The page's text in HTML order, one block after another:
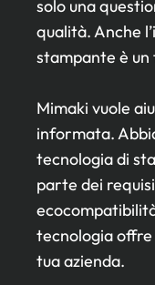
solo una
qualità. Anche
stampante è
Mimaki vuole
informata.
tecnologia di
parte dei
tecnologia
tua azienda.